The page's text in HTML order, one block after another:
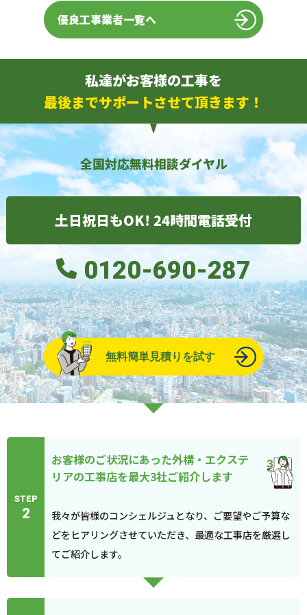
優良工事業者一覧へ
私達がお客様の工事を
最後までサポートさせて頂きます！
全国対応無料相談ダイヤル
土日祝日もOK! 24時間電話受付
0120-690-287
無料簡単見積りを試す
STEP
2
お客様のご状況にあった外構・エクステ
リアの工事店を最大3社ご紹介します
我々が皆様のコンシェルジュとなり、ご要望やご予算な
どをヒアリングさせていただき、最適な工事店を厳選し
てご紹介します。